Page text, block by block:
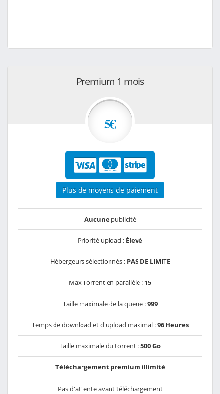
Premium 1 mois
5€
Plus de moyens de paiement
Aucunepublicité
Priorité upload : Élevé
Hébergeurs sélectionnés : PAS DE LIMITE
Max Torrent en parallèle : 15
Taille maximale de la queue :999
Temps de download et d'upload maximal :96 Heures
Taille maximale du torrent :500 Go
Téléchargement premium illimité
Pas d'attente avant téléchargement